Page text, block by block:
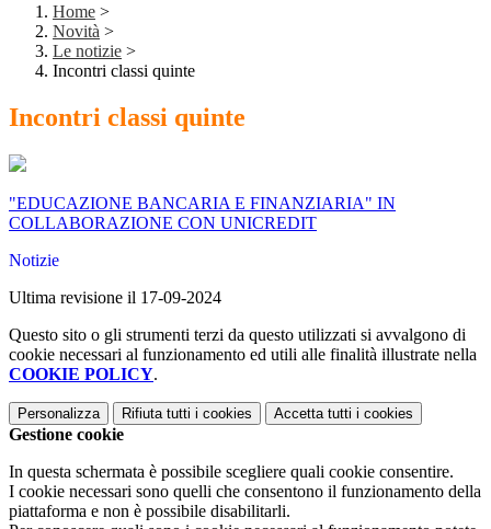
Home >
Novità >
Le notizie >
Incontri classi quinte
Incontri classi quinte
"EDUCAZIONE BANCARIA E FINANZIARIA" IN
COLLABORAZIONE CON UNICREDIT
Notizie
Ultima revisione il 17-09-2024
Questo sito o gli strumenti terzi da questo utilizzati si avvalgono di
cookie necessari al funzionamento ed utili alle finalità illustrate nella
COOKIE POLICY.
Personalizza Rifiuta tutti i cookies Accetta tutti i cookies
Gestione cookie
In questa schermata è possibile scegliere quali cookie consentire.
I cookie necessari sono quelli che consentono il funzionamento della
piattaforma e non è possibile disabilitarli.